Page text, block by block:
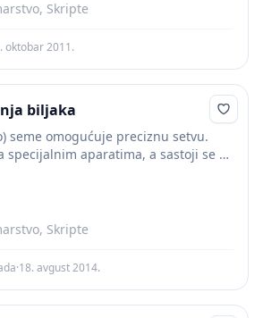
Skripte
oktobar 2011.
biljaka
seme omogućuje preciznu setvu.
specijalnim aparatima, a sastoji se u
se povećava njegov obim. Posle
Skripte
·18. avgust 2014.